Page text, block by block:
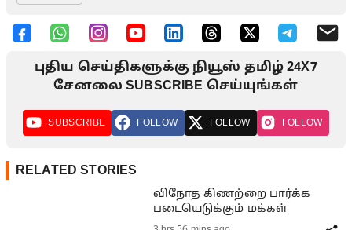
புதிய செய்திகளுக்கு நியூஸ் தமிழ் 24X7
சேனலை SUBSCRIBE செய்யுங்கள்
SUBSCRIBE FOLLOW FOLLOW FOLLOW
RELATED STORIES
விநோத கிணற்றை பார்க்க
படையெடுக்கும் மக்கள்